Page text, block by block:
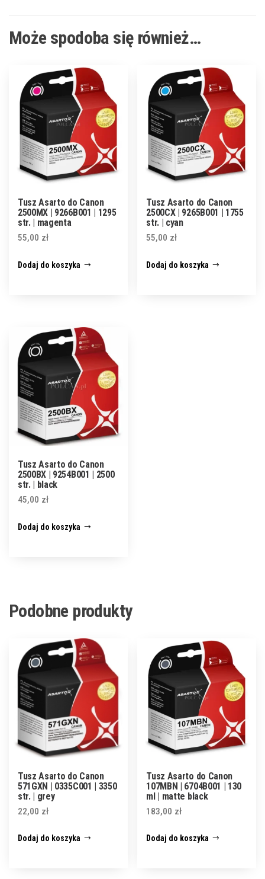
Może spodoba się również…
Tusz Asarto do Canon
2500MX | 9266B001 | 1295
str. | magenta
55,00 zł
Dodaj do koszyka
Tusz Asarto do Canon
2500CX | 9265B001 | 1755
str. | cyan
55,00 zł
Dodaj do koszyka
Tusz Asarto do Canon
2500BX | 9254B001 | 2500
str. | black
45,00 zł
Dodaj do koszyka
Podobne produkty
Tusz Asarto do Canon
571GXN | 0335C001 | 3350
str. | grey
22,00 zł
Dodaj do koszyka
Tusz Asarto do Canon
107MBN | 6704B001 | 130
ml | matte black
183,00 zł
Dodaj do koszyka